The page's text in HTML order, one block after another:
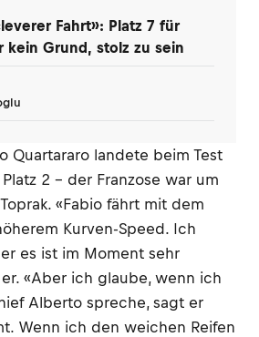
Fahrt»: Platz 7 für
kein Grund, stolz zu sein
Quartararo landete beim Test
2 – der Franzose war um
«Fabio fährt mit dem
Kurven-Speed. Ich
es ist im Moment sehr
«Aber ich glaube, wenn ich
Alberto spreche, sagt er
Wenn ich den weichen Reifen